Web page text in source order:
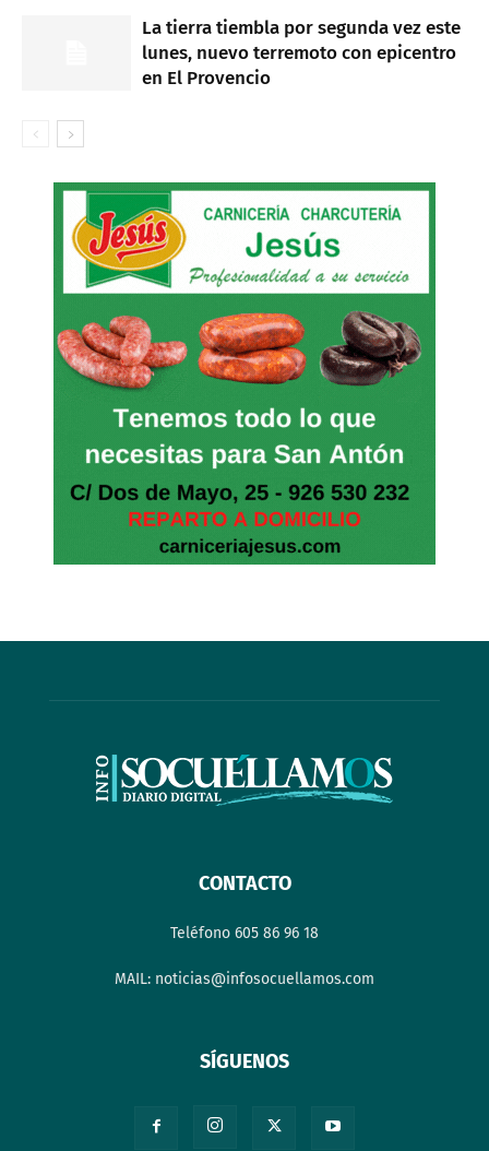
La tierra tiembla por segunda vez este
lunes, nuevo terremoto con epicentro
en El Provencio
CONTACTO
Teléfono 605 86 96 18
MAIL: noticias@infosocuellamos.com
SÍGUENOS